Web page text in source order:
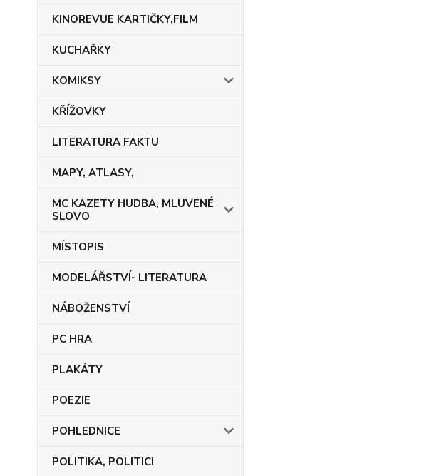
KINOREVUE KARTIČKY,FILM
KUCHAŘKY
KOMIKSY
KŘÍŽOVKY
LITERATURA FAKTU
MAPY, ATLASY,
MC KAZETY HUDBA, MLUVENÉ
SLOVO
MÍSTOPIS
MODELÁŘSTVÍ- LITERATURA
NÁBOŽENSTVÍ
PC HRA
PLAKÁTY
POEZIE
POHLEDNICE
POLITIKA, POLITICI